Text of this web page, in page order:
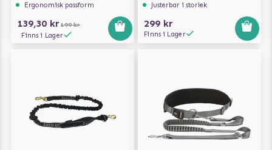
Ergonomisk passform
139,30 kr 199 kr
Finns i Lager
Justerbar i storlek
299 kr
Finns i Lager